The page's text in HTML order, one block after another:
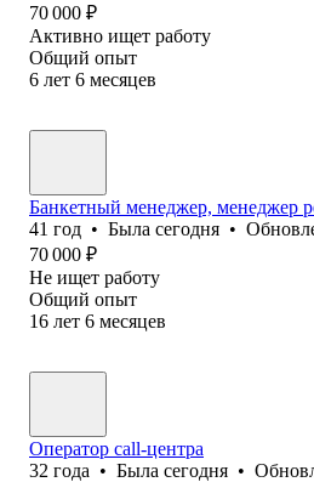
70 000 ₽
Активно ищет работу
Общий опыт
6 лет 6 месяцев
Банкетный менеджер, менеджер
41 год • Была сегодня •
70 000 ₽
Не ищет работу
Общий опыт
16 лет 6 месяцев
Оператор call-центра
32 года • Была сегодня •